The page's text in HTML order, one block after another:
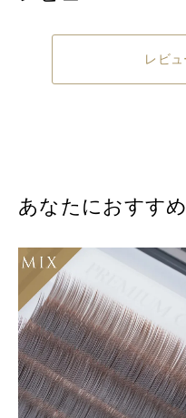
レビ
あなたにおすす